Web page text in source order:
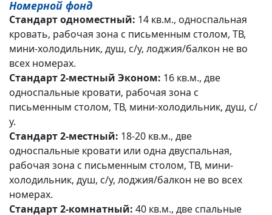
Номерной фонд
Стандарт одноместный: 14 кв.м., односпальная
кровать, рабочая зона с письменным столом, ТВ,
мини-холодильник, душ, с/у, лоджия/балкон не во
всех номерах.
Стандарт 2-местный Эконом: 16 кв.м., две
односпальные кровати, рабочая зона с
письменным столом, ТВ, мини-холодильник, душ, с/
у.
Стандарт 2-местный: 18-20 кв.м., две
односпальные кровати или одна двуспальная,
рабочая зона с письменным столом, ТВ, мини-
холодильник, душ, с/у, лоджия/балкон не во всех
номерах.
Стандарт 2-комнатный: 40 кв.м., две спальные